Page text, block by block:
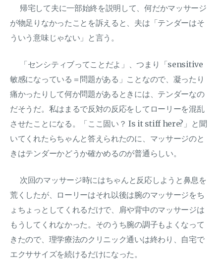
帰宅して夫に一部始終を説明して、何だかマッサージ
が物足りなかったことを訴えると、夫は「テンダーはそ
ういう意味じゃない」と言う。
「センシティブってことだよ」、つまり「sensitive
敏感になっている＝問題がある」ことなので、凝ったり
痛かったりして何か問題があるときには、テンダーなの
だそうだ。私はまるで反対の反応をしてローリーを混乱
させたことになる。「ここ固い？ Is it stiff here?」と聞
いてくれたらちゃんと答えられたのに、マッサージのと
きはテンダーかどうか確かめるのが普通らしい。
次回のマッサージ時にはちゃんと反応しようと鼻息を
荒くしたが、ローリーはそれ以後は腕のマッサージをち
ょちょっとしてくれるだけで、肩や背中のマッサージは
もうしてくれなかった。そのうち腕の調子もよくなって
きたので、理学療法のクリニック通いは終わり、自宅で
エクササイズを続けるだけになった。